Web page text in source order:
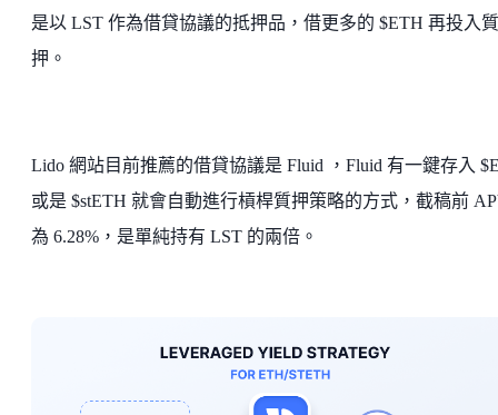
是以 LST 作為借貸協議的抵押品，借更多的 $ETH 再投入質
押。
Lido 網站目前推薦的借貸協議是 Fluid ，Fluid 有一鍵存入
或是 $stETH 就會自動進行槓桿質押策略的方式，截稿前
為 6.28%，是單純持有 LST 的兩倍。